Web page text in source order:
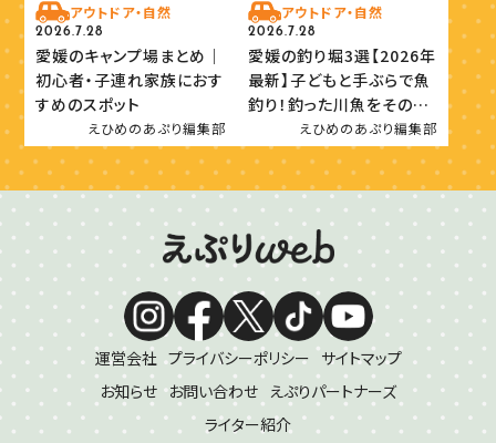
アウトドア・自然
2026.7.28
愛媛のキャンプ場まとめ｜
初心者・子連れ家族におす
すめのスポット
えひめのあぷり編集部
アウトドア・自然
2026.7.28
愛媛の釣り堀3選【2026年
最新】子どもと手ぶらで魚
釣り！釣った川魚をその場
で味わおうえひめのあぷり編集部
運営会社 プライバシーポリシー サイトマップ
お知らせ お問い合わせ えぷりパートナーズ
ライター紹介